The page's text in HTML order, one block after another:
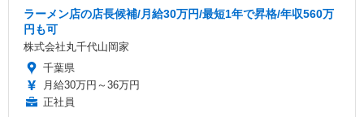
ラーメン店の店長候補/月給30万円/最短1年で昇格/年収560万
円も可
株式会社丸千代山岡家
千葉県
月給30万円～36万円
正社員